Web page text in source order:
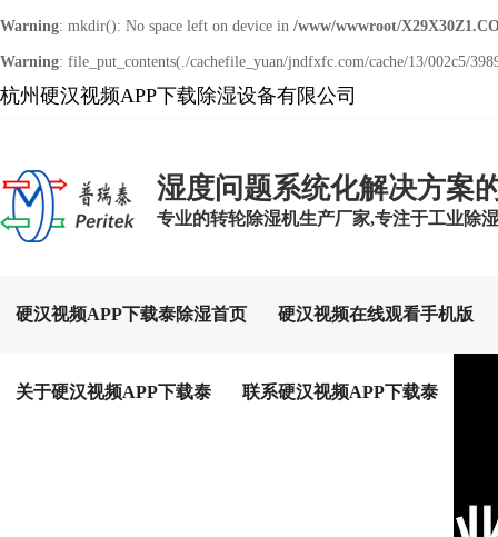
Warning: mkdir(): No space left on device in /www/wwwroot/
Warning: file_put_contents(./cachefile_yuan/jndfxfc.com/cache/13/002c5/
杭州硬汉视频APP下载除湿设备有限公司
湿度问题系统化解决方案
专业的转轮除湿机生产厂家,专注于工业除
硬汉视频APP下载泰除湿首页 硬汉视频在线观看手机版
关于硬汉视频APP下载泰 联系硬汉视频APP下载泰